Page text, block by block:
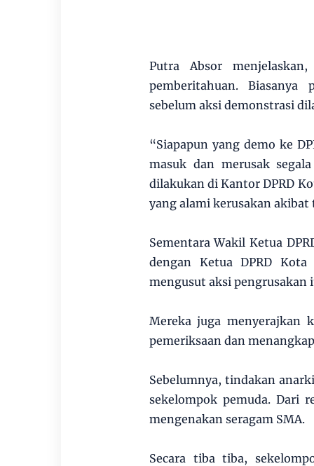
Putra Absor
pemberitahuan. Biasanya
sebelum aksi demonstrasi
“Siapapun yang demo ke
masuk dan merusak
dilakukan di Kantor DPRD
yang alami kerusakan
Sementara Wakil Ketua
dengan Ketua DPRD
mengusut aksi pengrusakan
Mereka juga menyerajkan
pemeriksaan dan
Sebelumnya, tindakan
sekelompok pemuda. Dari
mengenakan seragam SMA.
Secara tiba tiba,